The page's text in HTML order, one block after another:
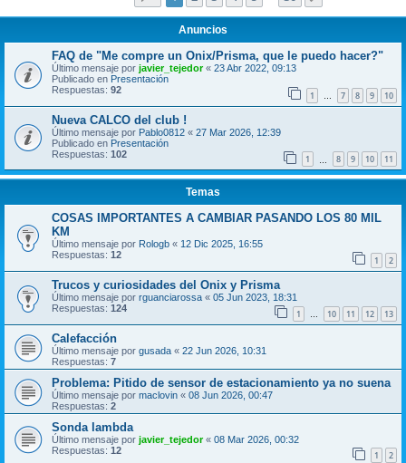
Anuncios
FAQ de "Me compre un Onix/Prisma, que le puedo hacer?"
Último mensaje por javier_tejedor« 23 Abr 2022, 09:13
Publicado en Presentación
Respuestas: 92 1 … 7 8 9 10
Nueva CALCO del club !
Último mensaje por Pablo0812 « 27 Mar 2026, 12:39
Publicado en Presentación
Respuestas: 102 1 8 9 10 11
Temas
COSAS IMPORTANTES A CAMBIAR PASANDO LOS 80 MIL
KM
Último mensaje por Rologb « 12 Dic 2025, 16:55
Respuestas: 12 1 2
Trucos y curiosidades del Onix y Prisma
Último mensaje por rguanciarossa « 05 Jun 2023, 18:31
Respuestas: 124 1 … 10 11 12 13
Calefacción
Último mensaje por gusada « 22 Jun 2026, 10:31
Respuestas: 7
Problema: Pitido de sensor de estacionamiento ya no suena
Último mensaje por maclovin « 08 Jun 2026, 00:47
Respuestas: 2
Sonda lambda
Último mensaje por javier_tejedor« 08 Mar 2026, 00:32
Respuestas: 12 1 2